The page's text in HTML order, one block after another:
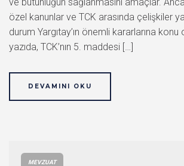
özel kanunlar ve TCK arasında çelişkiler
durum Yargıtay’ın önemli kararlarına konu
yazıda, TCK’nın 5. maddesi […]
DEVAMINI OKU
MEVZUAT